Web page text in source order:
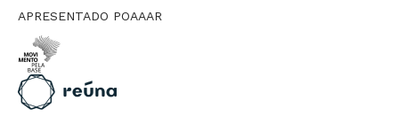
APRESENTADO POAAAR